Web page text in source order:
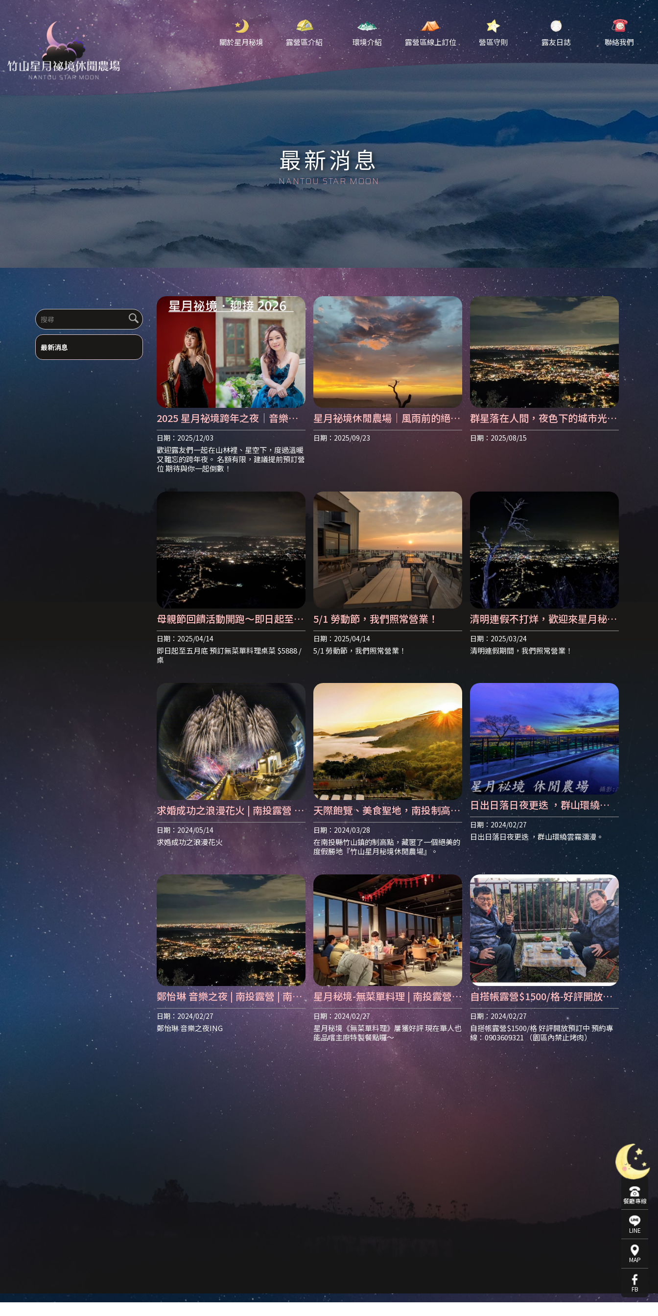
關於星月秘境 露營區介紹 環境介紹 露營區線上訂位 營區守則 露友日誌 聯絡我們
最新消息
最新消息
2025 星月祕境跨年之夜｜音樂×
煙火×倒數迎接 2026
日期：2025/12/03
歡迎露友們一起在山林裡、星空下，度過溫暖
又難忘的跨年夜。 名額有限，建議提前預訂營
位 期待與你一起倒數！
星月祕境休閒農場｜風雨前的絕美
告白
日期：2025/09/23
群星落在人間，夜色下的城市光海
| 南投露營區 | 南投露營區推薦
日期：2025/08/15
母親節回饋活動開跑～即日起至五
月底
日期：2025/04/14
即日起至五月底 預訂無菜單料理桌菜 $5888 /
桌
5/1 勞動節，我們照常營業！
日期：2025/04/14
​​​​​​​5/1 勞動節，我們照常營業！
清明連假不打烊，歡迎來星月秘境
放鬆踏青！ | 南投露營區 | 南投露
營區推薦 | 南投餐廳 | 南投餐廳推
日期：2025/03/24
清明連假期間，我們照常營業！
求婚成功之浪漫花火 | 南投露營 |
南投露營推薦
日期：2024/05/14
求婚成功之浪漫花火
天際飽覽、美食聖地，南投制高點
的度假勝地。 | 南投露營區 | 南投
露營區推薦
日期：2024/03/28
在南投縣竹山鎮的制高點，藏匿了一個絕美的
度假勝地『竹山星月秘境休閒農場』。
日出日落日夜更迭 ，群山環繞雲
霧瀰漫。 | 南投露營區 | 南投露營
區推薦 | 南投餐廳 | 南投餐廳推薦
日期：2024/02/27
日出日落日夜更迭 ，群山環繞雲霧瀰漫。
鄭怡琳 音樂之夜 | 南投露營 | 南投
露廳推薦 | 南投餐廳 | 南投餐廳推
薦
日期：2024/02/27
鄭怡琳 音樂之夜ING
星月秘境-無菜單料理 | 南投露營餐
廳 | 南投露營餐廳推薦 | 南投餐廳 |
南投餐廳推薦
日期：2024/02/27
星月秘境《無菜單料理》屢獲好評​​​​​​​ 現在單人也
能品嚐主廚特製餐點囉～
自搭帳露營$1500/格-好評開放預
訂中 | 南投露營區 | 南投露營區推
薦
日期：2024/02/27
自搭帳露營$1500/格 好評開放預訂中 預約專
線：0903609321 （園區內禁止烤肉）
餐廳專線
LINE
MAP
FB